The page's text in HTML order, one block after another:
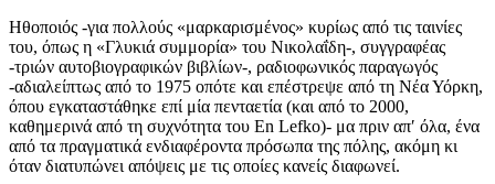
Ηθοποιός -για πολλούς «μαρκαρισμένος» κυρίως από τις ταινίες
του, όπως η «Γλυκιά συμμορία» του Νικολαΐδη-, συγγραφέας
-τριών αυτοβιογραφικών βιβλίων-, ραδιοφωνικός παραγωγός
-αδιαλείπτως από το 1975 οπότε και επέστρεψε από τη Νέα Υόρκη,
όπου εγκαταστάθηκε επί μία πενταετία (και από το 2000,
καθημερινά από τη συχνότητα του En Lefko)- μα πριν απ′ όλα, ένα
από τα πραγματικά ενδιαφέροντα πρόσωπα της πόλης, ακόμη κι
όταν διατυπώνει απόψεις με τις οποίες κανείς διαφωνεί.